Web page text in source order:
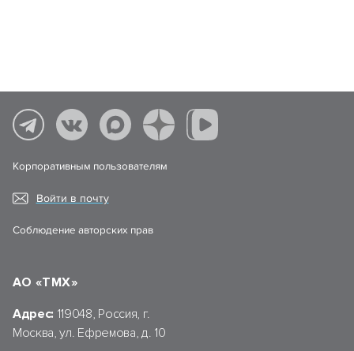
Корпоративным пользователям
Войти в почту
Соблюдение авторских прав
АО «ТМХ»
Адрес: 119048, Россия, г.
Москва, ул. Ефремова, д. 10